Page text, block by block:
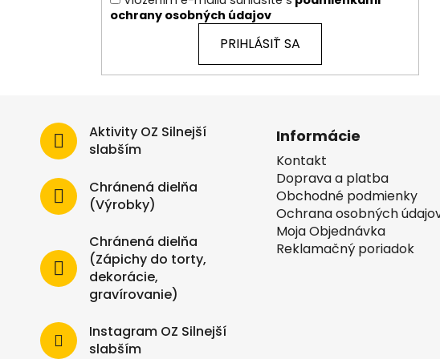
ochrany osobných údajov
PRIHLÁSIŤ SA
Aktivity OZ Silnejší
slabším
Chránená dielňa
(Výrobky)
Chránená dielňa
(Zápichy do torty,
dekorácie,
gravírovanie)
Instagram OZ Silnejší
slabším
Informácie
Kontakt
Doprava a platba
Obchodné podmienky
Ochrana osobných
Moja Objednávka
Reklamačný poriadok